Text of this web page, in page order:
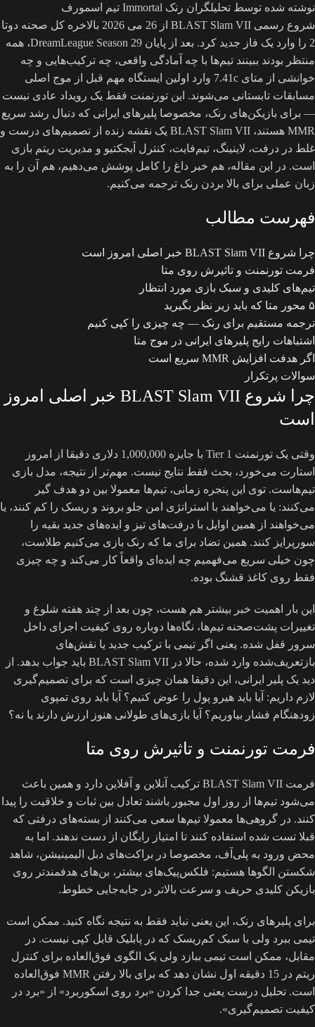
نوشته شده توسط تحلیلگران رنک Immortal تیم اسمورف
شروع رسمی BLAST Slam VII از 26 می 2026 بالاخره کل صحنه دوتا
2 را وارد یک فاز جدید کرد. بعد از پایان DreamLeague Season 29، همه
منتظر بودند ببینند تیم‌ها با چه آمادگی واقعی، چه ترکیب‌هایی و چه
خوانشی از متای 7.41c وارد اولین ایستگاه مهم قبل از موج اصلی
مسابقات تابستانی می‌شوند. این تورنمنت فقط یک رویداد عادی نیست
— برای بازیکن‌های رنک، مخصوصا پلیرهای ایرانی که دنبال رشد سریع
MMR هستند، BLAST Slam VII یک نقشه زنده از تصمیم‌های درست و
غلط در درفت، لاینینگ، تیم‌فایت، کنترل آبجکتیو و مدیریت ریتم بازی
است. در این مقاله، هم خبر داغ را کامل پوشش می‌دهیم، هم آن را به
زبان عملی برای بالا بردن رنک ترجمه می‌کنیم.
فهرست مطالب
چرا شروع BLAST Slam VII خبر اصلی امروز است
فرمت تورنمنت و تاثیرش روی متا
تیم‌های کلیدی و سبک بازی مورد انتظار
۵ محور متا که باید زیر نظر بگیرید
ترجمه مستقیم برای رنک — چه چیزی را کپی کنیم
اشتباهات رایج پلیرهای ایرانی در موج متا
اگر هدفت افزایش MMR سریع است
سوالات پرتکرار
چرا شروع BLAST Slam VII خبر اصلی امروز
است
وقتی یک تورنمنت Tier 1 با جایزه 1,000,000 دلاری دقیقا از امروز
استارت می‌خورد، بحث فقط نتایج نیست. مهم‌تر از نتیجه، مدل بازی
تیم‌هاست. توی این پنجره زمانی، تیم‌ها معمولا بین دو هدف گیر
می‌کنند: یا می‌خواهند با استراتژی امن جلو بروند و ریسک را کم کنند، یا
می‌خواهند از همین اوایل با درفت‌های تیز و ایده‌های جدید بقیه را
سورپرایز کنند. همین تضاد برای ما که رنک بازی می‌کنیم طلاست،
چون خیلی سریع می‌فهمیم چه ایده‌ای واقعاً کار می‌کند و چه چیزی
فقط روی کاغذ قشنگ بوده.
این بار اهمیت خبر بیشتر هم هست، چون بعد از چند هفته شلوغ و
تغییرات پشت‌صحنه تیم‌ها، نگاه‌ها دوباره روی کیفیت اجرای داخل
سرور قفل شده. یعنی اگر تیمی با ترکیب جدید یا نقش‌های
بازتعریف‌شده وارد شده، حالا در BLAST Slam VII باید جواب بدهد. از
دید یک پلیر ایرانی، این دقیقا همان چیزی است که برای تصمیم‌گیری
لازم داریم: آیا باید هیرو پول را عوض کنیم؟ آیا باید روی تمپوی
زودهنگام فشار بیاوریم؟ آیا بازی‌های طولانی هنوز ارزش دارند یا نه؟
فرمت تورنمنت و تاثیرش روی متا
فرمت BLAST Slam VII ترکیب آنلاین و آفلاین دارد و همین باعث
می‌شود تیم‌ها از روز اول مجبور باشند تعادل بین ثبات و خلاقیت را پیدا
کنند. در گروهی‌ها معمولا تیم‌ها سعی می‌کنند از بسته‌های درفتی که
قبلا تست شده استفاده کنند تا امتیاز رایگان از دست ندهند. اما به
محض ورود به پلی‌آف، مخصوصا در براکت‌های دبل الیمینیشن، شاهد
شکستن الگوها هستیم: فلکس‌پیک‌های بیشتر، بن‌های هدفمندتر روی
بازیکن کلیدی حریف و سرعت بالاتر در جابه‌جایی خطوط.
برای پلیرهای رنک، این یعنی نباید فقط به نتیجه نگاه کنید. ممکن است
تیمی ببرد ولی با سبک کم‌ریسک که در پابلیک قابل کپی نیست. در
مقابل، ممکن است تیمی ببازد ولی یک الگوی فوق‌العاده برای کنترل
ریتم در 15 دقیقه اول نشان دهد که برای بالا رفتن MMR فوق‌العاده
است. تحلیل درست یعنی جدا کردن «برد روی اسکوربرد» از «برد در
کیفیت تصمیم‌گیری».